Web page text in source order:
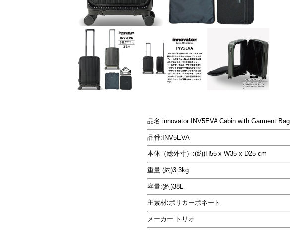
品名:innovator INV5EVA Cabin with Garment Bag
品番:INV5EVA
本体（総外寸）:(約)H55 x W35 x D25 cm
重量:(約)3.3kg
容量:(約)38L
主素材:ポリカーボネート
メーカー:トリオ